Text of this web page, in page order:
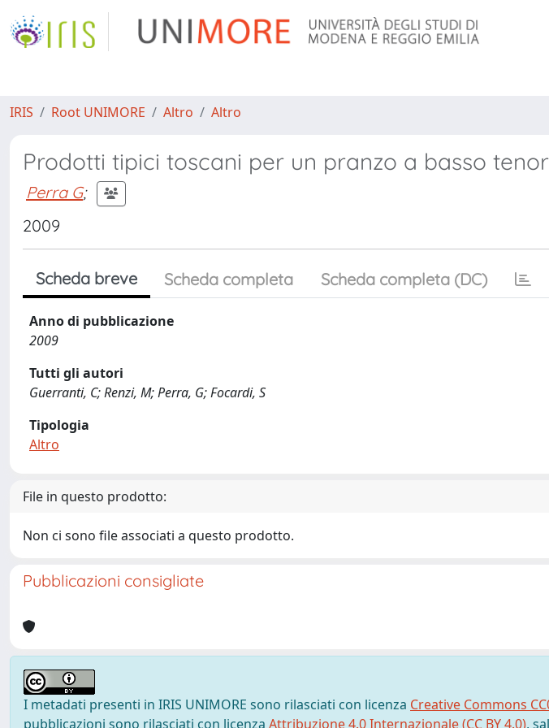
IRIS Root UNIMORE Altro Altro
Prodotti tipici toscani per un pranzo a basso
Perra G;
2009
Scheda breve Scheda completa Scheda completa (DC)
Anno di pubblicazione
2009
Tutti gli autori
Guerranti, C; Renzi, M; Perra, G; Focardi, S
Tipologia
Altro
File in questo prodotto:
Non ci sono file associati a questo prodotto.
Pubblicazioni consigliate
I metadati presenti in IRIS UNIMORE sono rilasciati con licenza Creative Commons
pubblicazioni sono rilasciati con licenza Attribuzione 4.0 Internazionale (CC BY 4.0),